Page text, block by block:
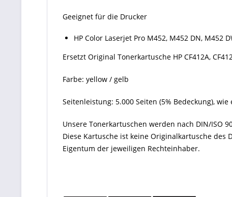
Geeignet für die Drucker
HP Color Laserjet Pro M452, M452 DN, M452
Ersetzt Original Tonerkartusche HP CF412A,
Farbe: yellow / gelb
Seitenleistung: 5.000 Seiten (5% Bedeckung),
Unsere Tonerkartuschen werden nach DIN/ISO
Diese Kartusche ist keine Originalkartusche
Eigentum der jeweiligen Rechteinhaber.